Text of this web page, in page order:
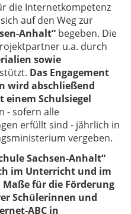
die Internetkompetenz
auf den Weg zur
Anhalt“ begeben. Die
u.a. durch
sowie
Das Engagement
wird abschließend
Schulsiegel
- sofern alle
erfüllt sind - jährlich in
vergeben.
Sachsen-Anhalt“
im Unterricht und im
für die Förderung
Schü­le­rin­nen und
ABC in